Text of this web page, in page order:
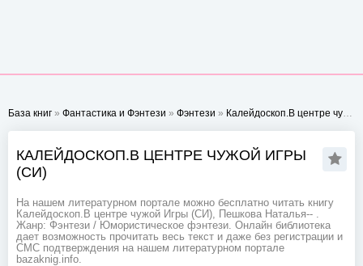
База книг » Фантастика и Фэнтези » Фэнтези » Калейдоскоп.В центре чужой Игры (СИ)
КАЛЕЙДОСКОП.В ЦЕНТРЕ ЧУЖОЙ ИГРЫ
(СИ)
На нашем литературном портале можно бесплатно читать книгу
Калейдоскоп.В центре чужой Игры (СИ), Пешкова Наталья-- .
Жанр: Фэнтези / Юмористическое фэнтези. Онлайн библиотека
дает возможность прочитать весь текст и даже без регистрации и
СМС подтверждения на нашем литературном портале
bazaknig.info.